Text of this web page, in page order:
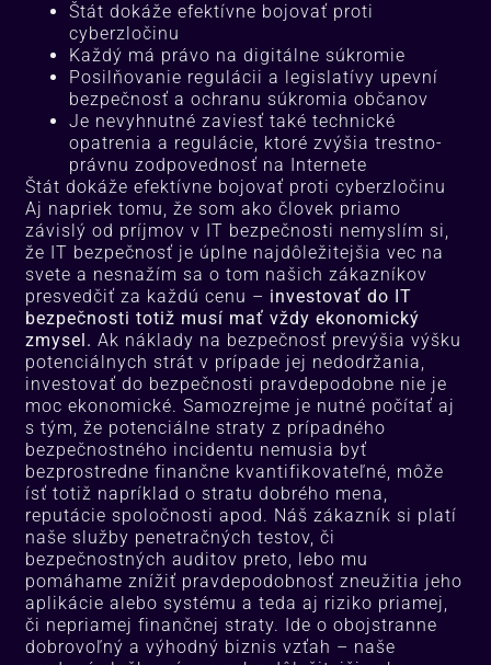
Štát dokáže efektívne bojovať proti
cyberzločinu
Každý má právo na digitálne súkromie
Posilňovanie regulácii a legislatívy upevní
bezpečnosť a ochranu súkromia občanov
Je nevyhnutné zaviesť také technické
opatrenia a regulácie, ktoré zvýšia trestno-
právnu zodpovednosť na Internete
Štát dokáže efektívne bojovať proti cyberzločinu
Aj napriek tomu, že som ako človek priamo
závislý od príjmov v IT bezpečnosti nemyslím si,
že IT bezpečnosť je úplne najdôležitejšia vec na
svete a nesnažím sa o tom našich zákazníkov
presvedčiť za každú cenu – investovať do IT
bezpečnosti totiž musí mať vždy ekonomický
zmysel. Ak náklady na bezpečnosť prevýšia výšku
potenciálnych strát v prípade jej nedodržania,
investovať do bezpečnosti pravdepodobne nie je
moc ekonomické. Samozrejme je nutné počítať aj
s tým, že potenciálne straty z prípadného
bezpečnostného incidentu nemusia byť
bezprostredne finančne kvantifikovateľné, môže
ísť totiž napríklad o stratu dobrého mena,
reputácie spoločnosti apod. Náš zákazník si platí
naše služby penetračných testov, či
bezpečnostných auditov preto, lebo mu
pomáhame znížiť pravdepodobnosť zneužitia jeho
aplikácie alebo systému a teda aj riziko priamej,
či nepriamej finančnej straty. Ide o obojstranne
dobrovoľný a výhodný biznis vzťah – naše